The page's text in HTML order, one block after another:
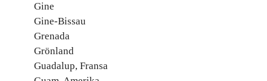
Gine
Gine-Bissau
Grenada
Grönland
Guadalup, Fransa